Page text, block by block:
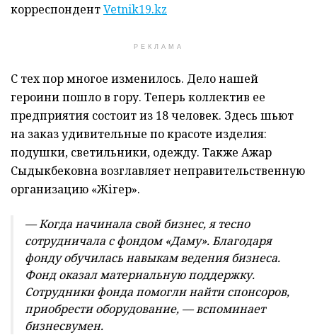
корреспондентVetnik19.kz
РЕКЛАМА
С тех пор многое изменилось. Дело нашей
героини пошло в гору. Теперь коллектив ее
предприятия состоит из 18 человек. Здесь шьют
на заказ удивительные по красоте изделия:
подушки, светильники, одежду. Также Ажар
Сыдыкбековна возглавляет неправительственную
организацию «Жігер».
— Когда начинала свой бизнес, я тесно
сотрудничала с фондом «Даму». Благодаря
фонду обучилась навыкам ведения бизнеса.
Фонд оказал материальную поддержку.
Сотрудники фонда помогли найти спонсоров,
приобрести оборудование, — вспоминает
бизнесвумен.